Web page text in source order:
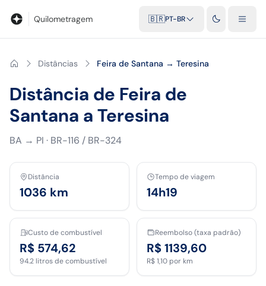
Quilometragem 🇧🇷PT-BR
Distâncias Feira de Santana → Teresina
Distância de Feira de
Santana a Teresina
BA → PI · BR-116 / BR-324
Distância
1036 km
Tempo de viagem
14h19
Custo de combustível
R$ 574,62
94.2 litros de combustível
Reembolso (taxa padrão)
R$ 1139,60
R$ 1,10 por km